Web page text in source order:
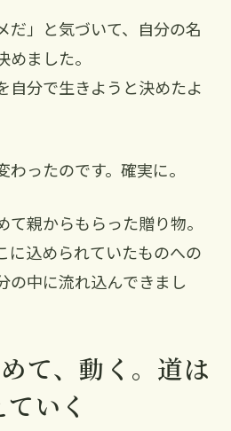
だ」と気づいて、自分の名
ました。
自分で生きようと決めたよ
ったのです。確実に。
親からもらった贈り物。
に込められていたものへの
の中に流れ込んできまし
て、動く。道は
いく